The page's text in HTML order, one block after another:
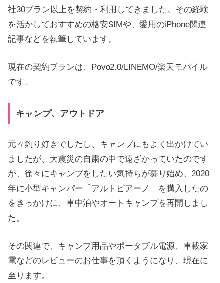
社30プラン以上を契約・利用してきました。その経験
を活かしておすすめの格安SIMや、愛用のiPhone関連
記事などを執筆しています。
現在の契約プランは、Povo2.0/LINEMO/楽天モバイル
です。
キャンプ、アウトドア
元々釣り好きでしたし、キャンプにもよく出かけてい
ましたが、大震災の自粛の中で遠ざかっていたのです
が、徐々にキャンプをしたい気持ちが募り始め、2020
年に小型キャンパー「アルトピアーノ」を購入したの
をきっかけに、車中泊やオートキャンプを再開しまし
た。
その関連で、キャンプ用品やポータブル電源、車載家
電などのレビューのお仕事を頂くようになり、現在に
至ります。